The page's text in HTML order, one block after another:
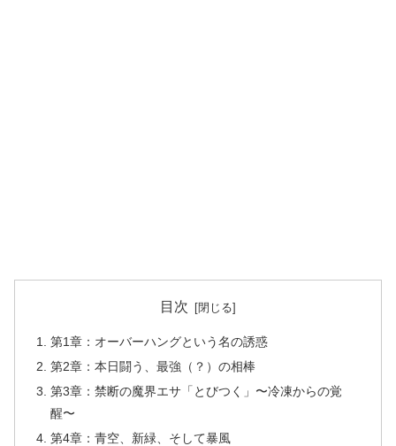
目次
第1章：オーバーハングという名の誘惑
第2章：本日闘う、最強（？）の相棒
第3章：禁断の魔界エサ「とびつく」〜冷凍からの覚
醒〜
第4章：青空、新緑、そして暴風